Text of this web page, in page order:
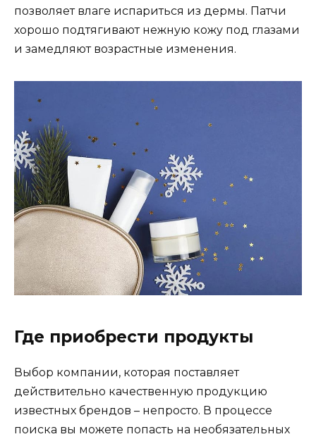
позволяет влаге испариться из дермы. Патчи
хорошо подтягивают нежную кожу под глазами
и замедляют возрастные изменения.
Где приобрести продукты
Выбор компании, которая поставляет
действительно качественную продукцию
известных брендов – непросто. В процессе
поиска вы можете попасть на необязательных